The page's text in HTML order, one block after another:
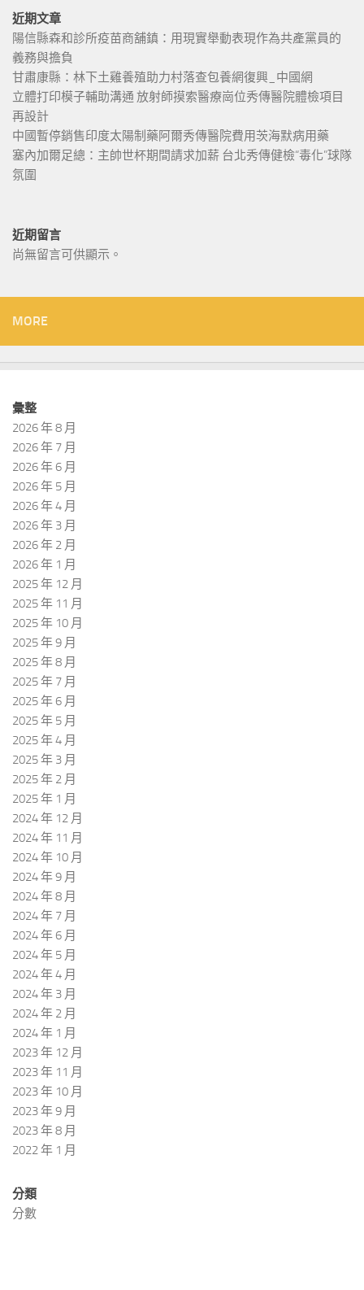
近期文章
陽信縣森和診所疫苗商舖鎮：用現實舉動表現作為共產黨員的
義務與擔負
甘肅康縣：林下土雞養殖助力村落查包養網復興_中國網
立體打印模子輔助溝通 放射師摸索醫療崗位秀傳醫院體檢項目
再設計
中國暫停銷售印度太陽制藥阿爾秀傳醫院費用茨海默病用藥
塞內加爾足總：主帥世杯期間請求加薪 台北秀傳健檢“毒化”球隊
氛圍
近期留言
尚無留言可供顯示。
MORE
彙整
2026 年 8 月
2026 年 7 月
2026 年 6 月
2026 年 5 月
2026 年 4 月
2026 年 3 月
2026 年 2 月
2026 年 1 月
2025 年 12 月
2025 年 11 月
2025 年 10 月
2025 年 9 月
2025 年 8 月
2025 年 7 月
2025 年 6 月
2025 年 5 月
2025 年 4 月
2025 年 3 月
2025 年 2 月
2025 年 1 月
2024 年 12 月
2024 年 11 月
2024 年 10 月
2024 年 9 月
2024 年 8 月
2024 年 7 月
2024 年 6 月
2024 年 5 月
2024 年 4 月
2024 年 3 月
2024 年 2 月
2024 年 1 月
2023 年 12 月
2023 年 11 月
2023 年 10 月
2023 年 9 月
2023 年 8 月
2022 年 1 月
分類
分數